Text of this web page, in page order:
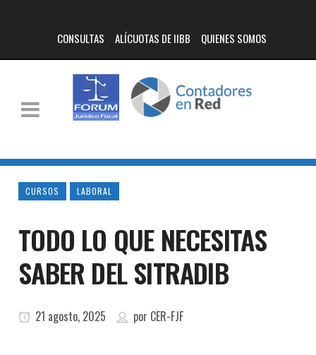
CONSULTAS ALÍCUOTAS DE IIBB QUIENES SOMOS
CURSOS LABORAL
TODO LO QUE NECESITAS
SABER DEL SITRADIB
21 agosto, 2025 por CER-FJF